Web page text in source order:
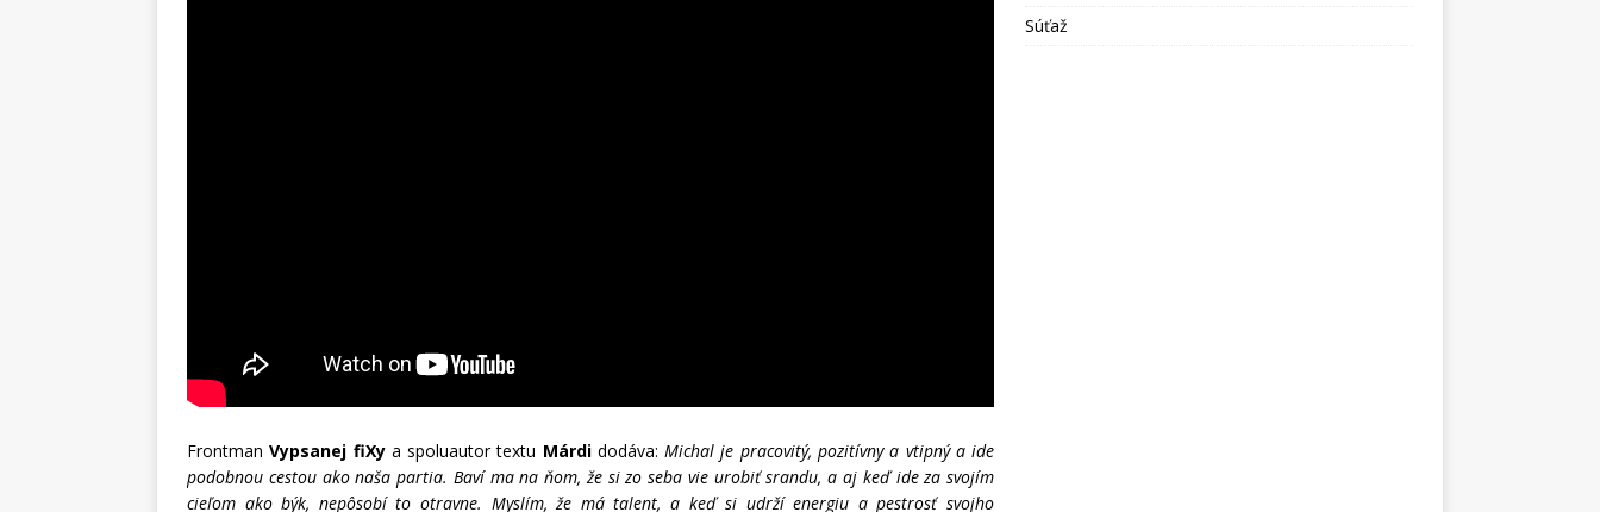
FrontmanVypsanej fiXya spoluautor textu Márdidodáva:Michal je pracovitý, pozitívny a vtipný a ide
podobnou cestou ako naša partia. Baví ma na ňom, že si zo seba vie urobiť srandu, a aj keď ide za svojím
cieľom ako býk, nepôsobí to otravne. Myslím, že má talent, a keď si udrží energiu a pestrosť svojho
Súťaž